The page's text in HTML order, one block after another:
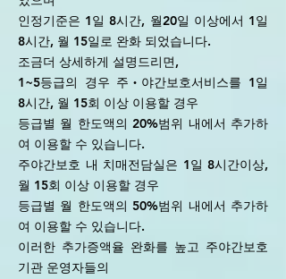
인정기준은 1일 8시간, 월20일 이상에서 1일
8시간, 월 15일로 완화 되었습니다.
조금더 상세하게 설명드리면,
1~5등급의 경우 주‧야간보호서비스를 1일
8시간, 월 15회 이상 이용할 경우
등급별 월 한도액의 20%범위 내에서 추가하
여 이용할 수 있습니다.
주야간보호 내 치매전담실은 1일 8시간이상,
월 15회 이상 이용할 경우
등급별 월 한도액의 50%범위 내에서 추가하
여 이용할 수 있습니다.
이러한 추가증액율 완화를 높고 주야간보호
기관 운영자들의